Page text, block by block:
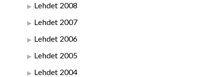
Lehdet 2008
Lehdet 2007
Lehdet 2006
Lehdet 2005
Lehdet 2004